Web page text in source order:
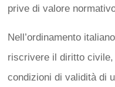
prive di valore
Nell’ordinamento
riscrivere il diritto
condizioni di validità di